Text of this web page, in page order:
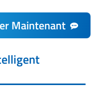
Maintenant